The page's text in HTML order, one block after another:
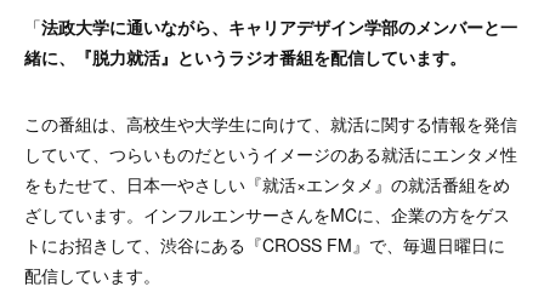
「法政大学に通いながら、キャリアデザイン学部のメンバーと一
緒に、『脱力就活』というラジオ番組を配信しています。
この番組は、高校生や大学生に向けて、就活に関する情報を発信
していて、つらいものだというイメージのある就活にエンタメ性
をもたせて、日本一やさしい『就活×エンタメ』の就活番組をめ
ざしています。インフルエンサーさんをMCに、企業の方をゲス
トにお招きして、渋谷にある『CROSS FM』で、毎週日曜日に
配信しています。